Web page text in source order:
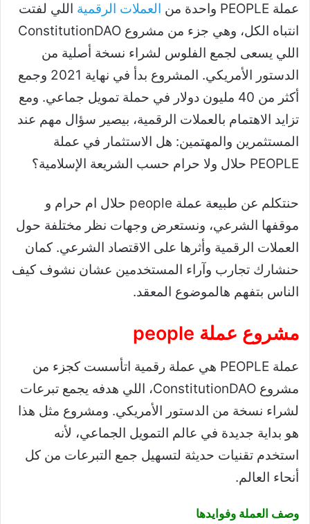
عملة PEOPLE واحدة من العملات الرقمية اللي لفتت
انتباه الكل، وهي جزء من مشروع ConstitutionDAO
اللي يسعى لجمع الفلوس لشراء نسخة أصلية من
الدستور الأمريكي. المشروع بدأ في نهاية 2021 وجمع
أكثر من 40 مليون دولار في حملة تمويل جماعي. ومع
تزايد الاهتمام بالعملات الرقمية، بيصير سؤال مهم عند
المستثمرين والمهتمين: هل الاستثمار في عملة
PEOPLE حلال ولا حرام حسب الشريعة الإسلامية؟
حنتكلم عن طبيعة عملة people حلال ام حرام و
موقفها الشرعي، ونستعرض وجهات نظر مختلفة حول
العملات الرقمية وأثرها على الاقتصاد الشرعي. كمان
حنشارك تجارب وآراء المستخدمين عشان نشوف كيف
الناس بتفهم هالموضوع المعقد.
مشروع عملة people
عملة PEOPLE هي عملة رقمية اتأسست كجزء من
مشروع ConstitutionDAO، اللي هدفه يجمع تبرعات
لشراء نسخة من الدستور الأمريكي. ومشروع مثل هذا
هو بداية جديدة في عالم التمويل الجماعي، لأنه
استخدم تقنيات حديثة لتسهيل جمع التبرعات من كل
أنحاء العالم.
وصف العملة وفوايدها